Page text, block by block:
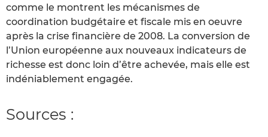
comme le montrent les mécanismes de
coordination budgétaire et fiscale mis en oeuvre
après la crise financière de 2008. La conversion de
l’Union européenne aux nouveaux indicateurs de
richesse est donc loin d’être achevée, mais elle est
indéniablement engagée.
Sources :